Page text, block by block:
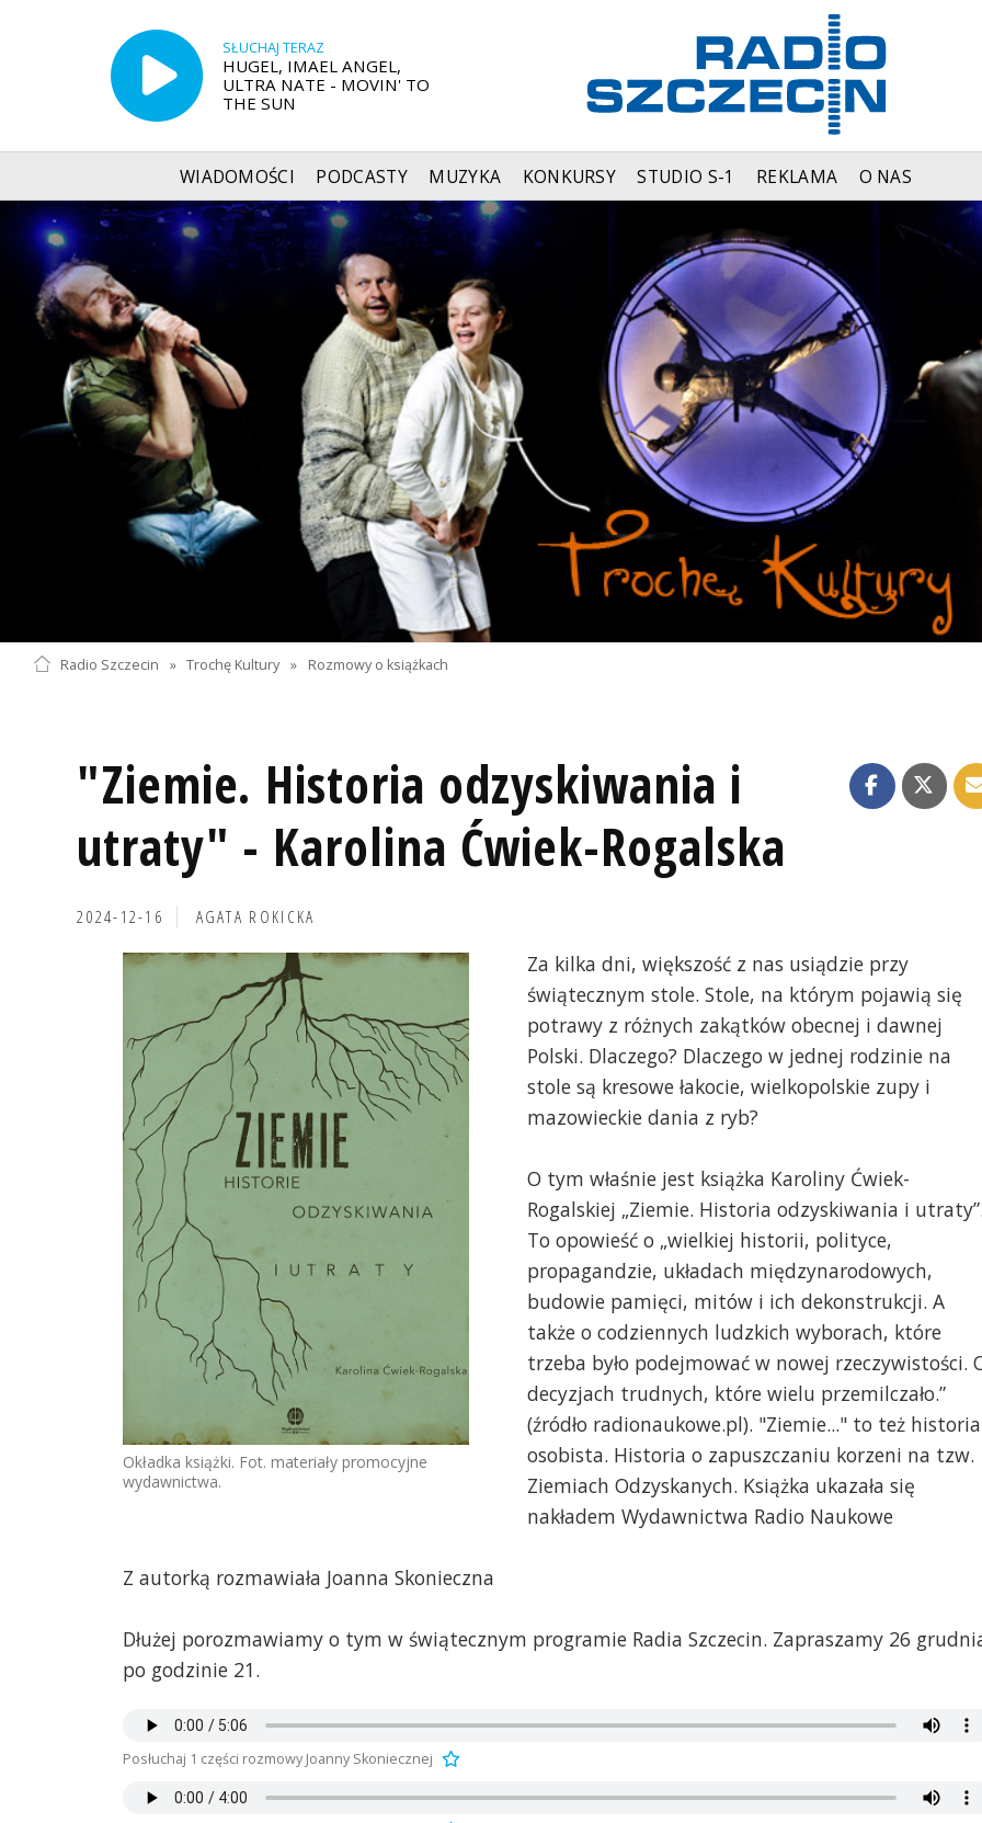
SŁUCHAJ TERAZ
HUGEL, IMAEL ANGEL,
ULTRA NATE - MOVIN' TO
THE SUN
WIADOMOŚCI PODCASTY MUZYKA KONKURSY STUDIO S-1 REKLAMA O NAS
Radio Szczecin » Trochę Kultury » Rozmowy o książkach
"Ziemie. Historia odzyskiwania i
utraty" - Karolina Ćwiek-Rogalska
2024-12-16 AGATA ROKICKA
Okładka książki. Fot. materiały promocyjne
wydawnictwa.
Za kilka dni, większość z nas usiądzie przy
świątecznym stole. Stole, na którym pojawią się
potrawy z różnych zakątków obecnej i dawnej
Polski. Dlaczego? Dlaczego w jednej rodzinie na
stole są kresowe łakocie, wielkopolskie zupy i
mazowieckie dania z ryb?
O tym właśnie jest książka Karoliny Ćwiek-
Rogalskiej „Ziemie. Historia odzyskiwania i utraty”.
To opowieść o „wielkiej historii, polityce,
propagandzie, układach międzynarodowych,
budowie pamięci, mitów i ich dekonstrukcji. A
także o codziennych ludzkich wyborach, które
trzeba było podejmować w nowej rzeczywistości.
decyzjach trudnych, które wielu przemilczało.”
(źródło radionaukowe.pl). "Ziemie..." to też historia
osobista. Historia o zapuszczaniu korzeni na tzw.
Ziemiach Odzyskanych. Książka ukazała się
nakładem Wydawnictwa Radio Naukowe
Z autorką rozmawiała Joanna Skonieczna
Dłużej porozmawiamy o tym w świątecznym programie Radia Szczecin. Zapraszamy 26
po godzinie 21.
Posłuchaj 1 części rozmowy Joanny Skoniecznej